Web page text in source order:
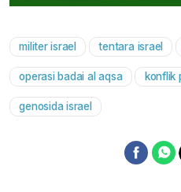
militer israel tentara israel
operasi badai al aqsa konflik
genosida israel